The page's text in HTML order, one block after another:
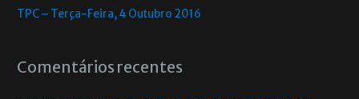
TPC – Terça-Feira, 4 Outubro 2016
Comentários recentes